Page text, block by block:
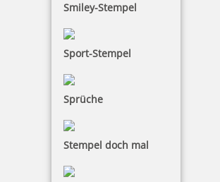
Smiley-Stempel
Sport-Stempel
Sprüche
Stempel doch mal